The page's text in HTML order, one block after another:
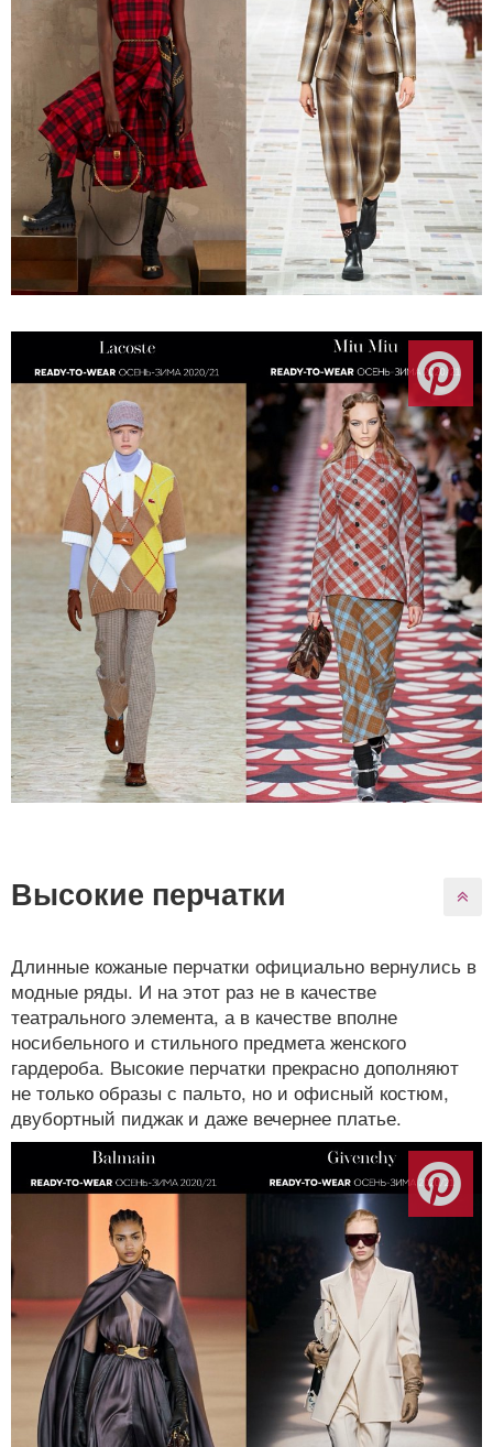
Высокие перчатки
Длинные кожаные перчатки официально вернулись в
модные ряды. И на этот раз не в качестве
театрального элемента, а в качестве вполне
носибельного и стильного предмета женского
гардероба. Высокие перчатки прекрасно дополняют
не только образы с пальто, но и офисный костюм,
двубортный пиджак и даже вечернее платье.